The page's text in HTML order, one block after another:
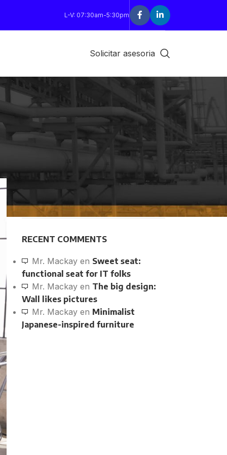
L-V: 07:30am-5:30pm
Solicitar asesoria
CATEGORÍAS
Design trends
RECENT COMMENTS
Mr. Mackayen Sweet seat:
functional seat for IT folks
Mr. Mackayen The big design:
Wall likes pictures
Mr. Mackayen Minimalist
Japanese-inspired furniture